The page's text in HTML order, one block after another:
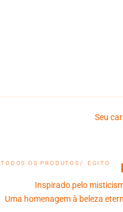
Seu
TODOS OS PRODUTOS EGITO
Inspirado pelo
Uma homenagem à beleza